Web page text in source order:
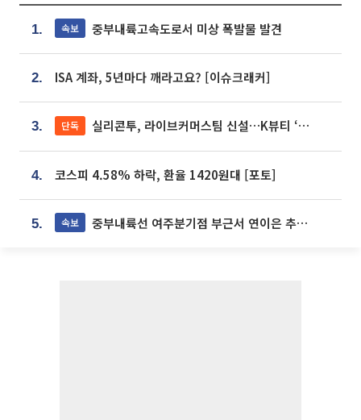
1. 속보 중부내륙고속도로서 미상 폭발물 발견
2. ISA 계좌, 5년마다 깨라고요? [이슈크래커]
3. 단독 실리콘투, 라이브커머스팀 신설…K뷰티 ‘글로벌 판매망’ 확대[K뷰티 라방戰]
4. 코스피 4.58% 하락, 환율 1420원대 [포토]
5. 속보 중부내륙선 여주분기점 부근서 연이은 추돌사고 발생